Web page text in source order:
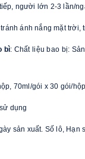
người lớn 2-3 lần/
ánh nắng mặt trời,
bì: Chất liệu bao bị:
70ml/gói x 30 gói/
dụng
sản xuất. Số lô, Hạn